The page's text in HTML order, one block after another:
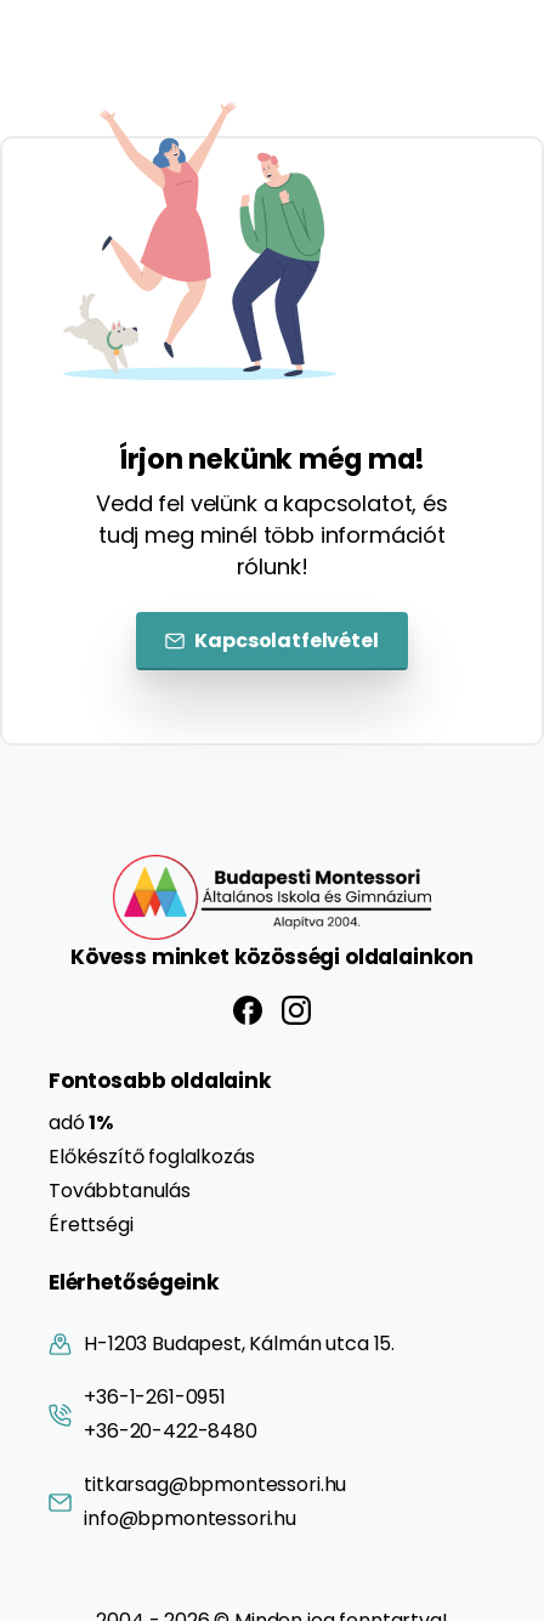
Írjon nekünk még ma!
Vedd fel velünk a kapcsolatot, és
tudj meg minél több információt
rólunk!
Kapcsolatfelvétel
Kövess minket közösségi oldalainkon
Fontosabb oldalaink
adó1%
Előkészítő foglalkozás
Továbbtanulás
Érettségi
Elérhetőségeink
H-1203 Budapest, Kálmán utca 15.
+36-1-261-0951
+36-20-422-8480
titkarsag@bpmontessori.hu
info@bpmontessori.hu